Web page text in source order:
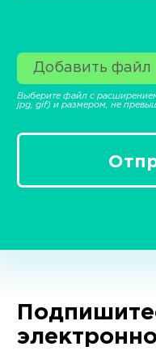
Добавить файл
Выберите файл с
jpg, gif) и размером, не